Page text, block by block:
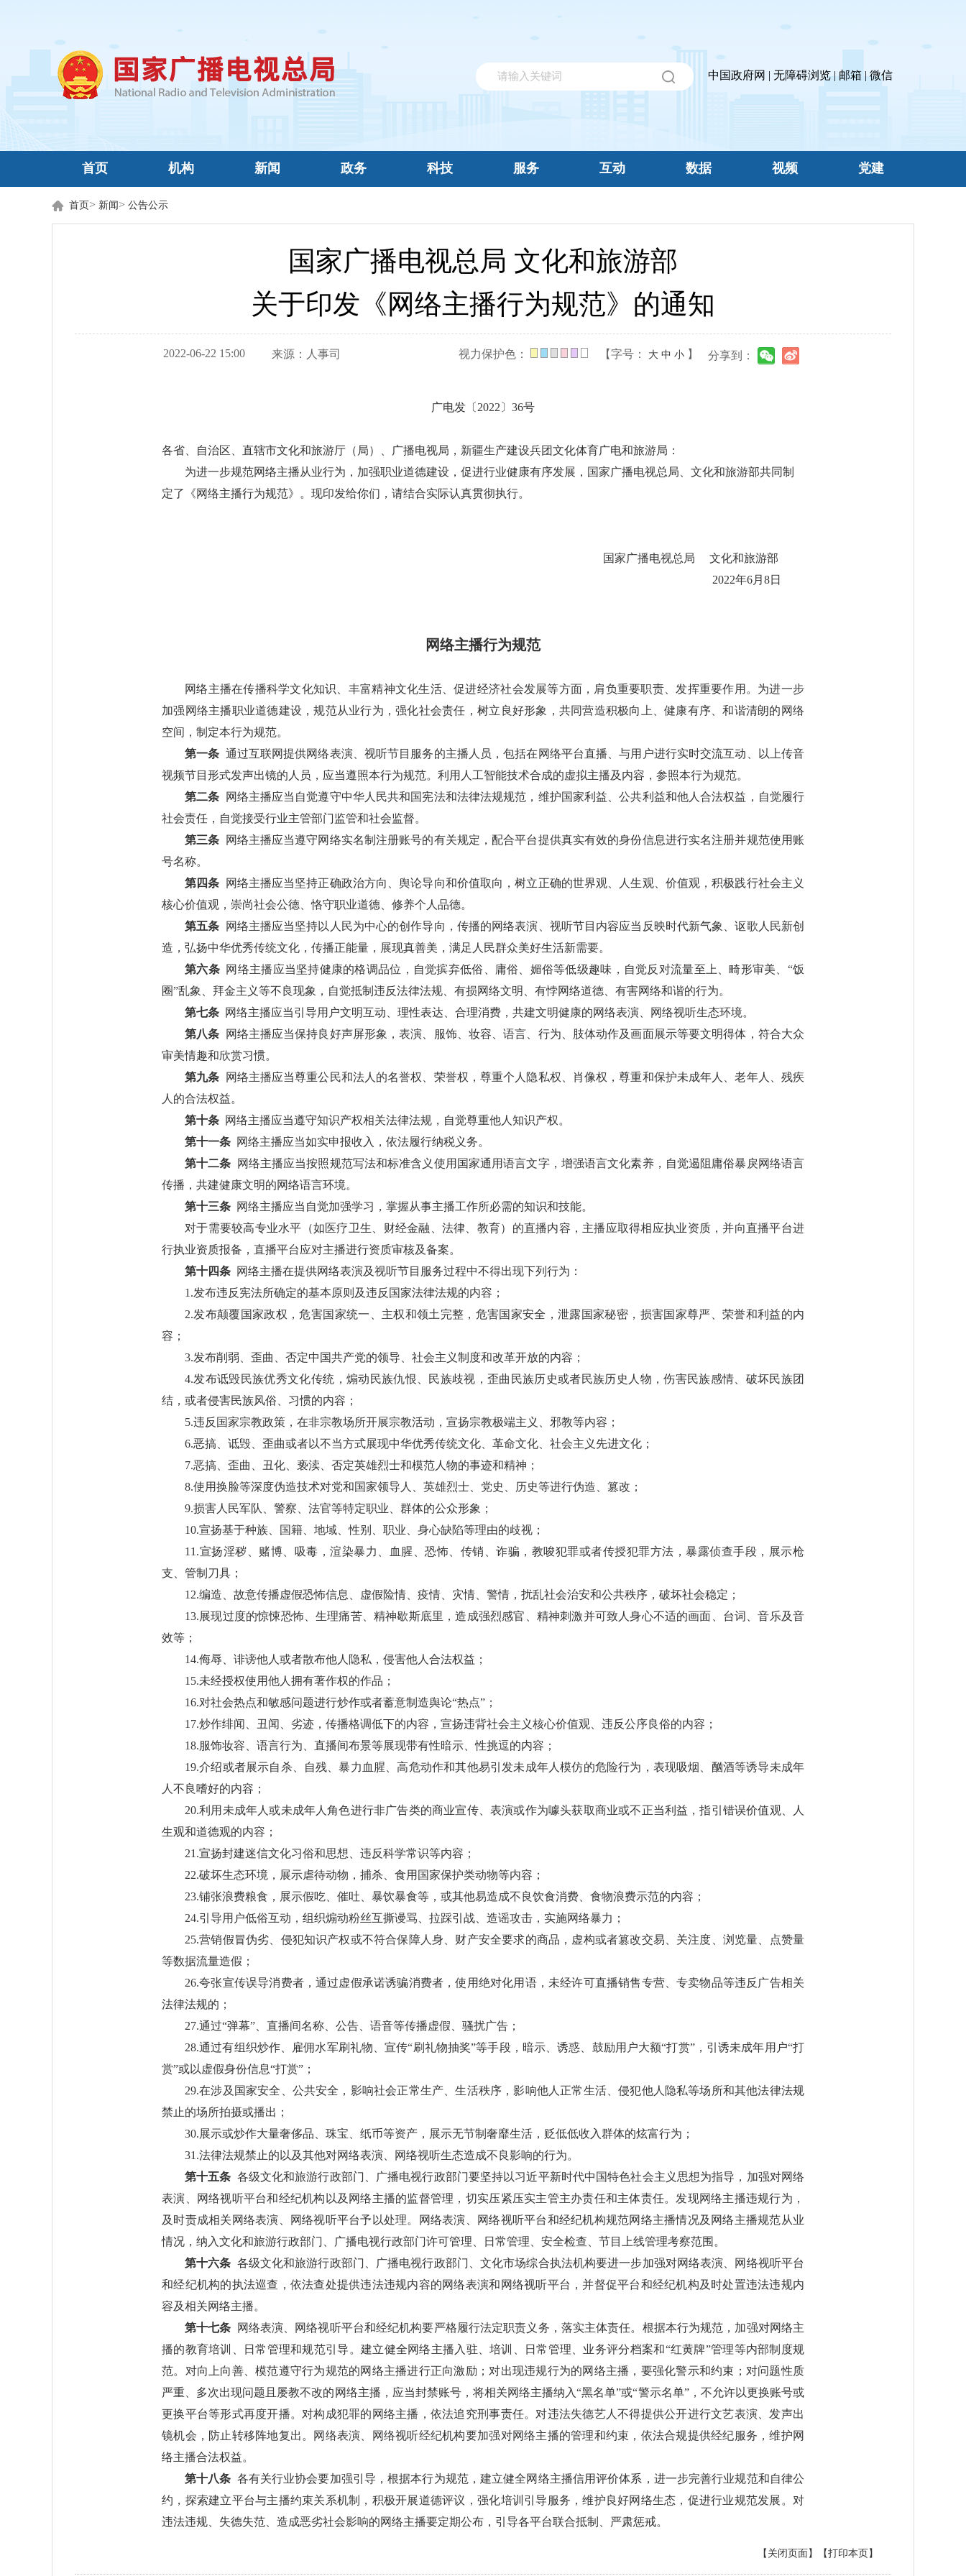
中国政府网 | 无障碍浏览|邮箱 |微信
首页 机构 新闻 政务 科技 服务 互动 数据 视频 党建
首页> 新闻 > 公告公示
国家广播电视总局 文化和旅游部
关于印发《网络主播行为规范》的通知
2022-06-22 15:00 来源： 人事司 视力保护色： 【字号： 大 中 小 】 分享到：
广电发〔2022〕36号
各省、自治区、直辖市文化和旅游厅（局）、广播电视局，新疆生产建设兵团文化体育广电和旅游局：
为进一步规范网络主播从业行为，加强职业道德建设，促进行业健康有序发展，国家广播电视总局、文化和旅游部共同制
定了《网络主播行为规范》。现印发给你们，请结合实际认真贯彻执行。
国家广播电视总局 文化和旅游部
2022年6月8日
网络主播行为规范
网络主播在传播科学文化知识、丰富精神文化生活、促进经济社会发展等方面，肩负重要职责、发挥重要作用。为进一步
加强网络主播职业道德建设，规范从业行为，强化社会责任，树立良好形象，共同营造积极向上、健康有序、和谐清朗的网络
空间，制定本行为规范。
第一条 通过互联网提供网络表演、视听节目服务的主播人员，包括在网络平台直播、与用户进行实时交流互动、以上传音
视频节目形式发声出镜的人员，应当遵照本行为规范。利用人工智能技术合成的虚拟主播及内容，参照本行为规范。
第二条
网络主播应当自觉遵守中华人民共和国宪法和法律法规规范，维护国家利益、公共利益和他人合法权益，自觉履行
社会责任，自觉接受行业主管部门监管和社会监督。
第三条
网络主播应当遵守网络实名制注册账号的有关规定，配合平台提供真实有效的身份信息进行实名注册并规范使用账
号名称。
第四条 网络主播应当坚持正确政治方向、舆论导向和价值取向，树立正确的世界观、人生观、价值观，积极践行社会主义
核心价值观，崇尚社会公德、恪守职业道德、修养个人品德。
第五条 网络主播应当坚持以人民为中心的创作导向，传播的网络表演、视听节目内容应当反映时代新气象、讴歌人民新创
造，弘扬中华优秀传统文化，传播正能量，展现真善美，满足人民群众美好生活新需要。
第六条网络主播应当坚持健康的格调品位，自觉摈弃低俗、庸俗、媚俗等低级趣味，自觉反对流量至上、畸形审美、“饭
圈”乱象、拜金主义等不良现象，自觉抵制违反法律法规、有损网络文明、有悖网络道德、有害网络和谐的行为。
第七条 网络主播应当引导用户文明互动、理性表达、合理消费，共建文明健康的网络表演、网络视听生态环境。
第八条 网络主播应当保持良好声屏形象，表演、服饰、妆容、语言、行为、肢体动作及画面展示等要文明得体，符合大众
审美情趣和欣赏习惯。
第九条 网络主播应当尊重公民和法人的名誉权、荣誉权，尊重个人隐私权、肖像权，尊重和保护未成年人、老年人、残疾
人的合法权益。
第十条 网络主播应当遵守知识产权相关法律法规，自觉尊重他人知识产权。
第十一条 网络主播应当如实申报收入，依法履行纳税义务。
第十二条 网络主播应当按照规范写法和标准含义使用国家通用语言文字，增强语言文化素养，自觉遏阻庸俗暴戾网络语言
传播，共建健康文明的网络语言环境。
第十三条 网络主播应当自觉加强学习，掌握从事主播工作所必需的知识和技能。
对于需要较高专业水平（如医疗卫生、财经金融、法律、教育）的直播内容，主播应取得相应执业资质，并向直播平台进
行执业资质报备，直播平台应对主播进行资质审核及备案。
第十四条 网络主播在提供网络表演及视听节目服务过程中不得出现下列行为：
1.发布违反宪法所确定的基本原则及违反国家法律法规的内容；
2.发布颠覆国家政权，危害国家统一、主权和领土完整，危害国家安全，泄露国家秘密，损害国家尊严、荣誉和利益的内
容；
3.发布削弱、歪曲、否定中国共产党的领导、社会主义制度和改革开放的内容；
4.发布诋毁民族优秀文化传统，煽动民族仇恨、民族歧视，歪曲民族历史或者民族历史人物，伤害民族感情、破坏民族团
结，或者侵害民族风俗、习惯的内容；
5.违反国家宗教政策，在非宗教场所开展宗教活动，宣扬宗教极端主义、邪教等内容；
6.恶搞、诋毁、歪曲或者以不当方式展现中华优秀传统文化、革命文化、社会主义先进文化；
7.恶搞、歪曲、丑化、亵渎、否定英雄烈士和模范人物的事迹和精神；
8.使用换脸等深度伪造技术对党和国家领导人、英雄烈士、党史、历史等进行伪造、篡改；
9.损害人民军队、警察、法官等特定职业、群体的公众形象；
10.宣扬基于种族、国籍、地域、性别、职业、身心缺陷等理由的歧视；
11.宣扬淫秽、赌博、吸毒，渲染暴力、血腥、恐怖、传销、诈骗，教唆犯罪或者传授犯罪方法，暴露侦查手段，展示枪
支、管制刀具；
12.编造、故意传播虚假恐怖信息、虚假险情、疫情、灾情、警情，扰乱社会治安和公共秩序，破坏社会稳定；
13.展现过度的惊悚恐怖、生理痛苦、精神歇斯底里，造成强烈感官、精神刺激并可致人身心不适的画面、台词、音乐及音
效等；
14.侮辱、诽谤他人或者散布他人隐私，侵害他人合法权益；
15.未经授权使用他人拥有著作权的作品；
16.对社会热点和敏感问题进行炒作或者蓄意制造舆论“热点”；
17.炒作绯闻、丑闻、劣迹，传播格调低下的内容，宣扬违背社会主义核心价值观、违反公序良俗的内容；
18.服饰妆容、语言行为、直播间布景等展现带有性暗示、性挑逗的内容；
19.介绍或者展示自杀、自残、暴力血腥、高危动作和其他易引发未成年人模仿的危险行为，表现吸烟、酗酒等诱导未成年
人不良嗜好的内容；
20.利用未成年人或未成年人角色进行非广告类的商业宣传、表演或作为噱头获取商业或不正当利益，指引错误价值观、人
生观和道德观的内容；
21.宣扬封建迷信文化习俗和思想、违反科学常识等内容；
22.破坏生态环境，展示虐待动物，捕杀、食用国家保护类动物等内容；
23.铺张浪费粮食，展示假吃、催吐、暴饮暴食等，或其他易造成不良饮食消费、食物浪费示范的内容；
24.引导用户低俗互动，组织煽动粉丝互撕谩骂、拉踩引战、造谣攻击，实施网络暴力；
25.营销假冒伪劣、侵犯知识产权或不符合保障人身、财产安全要求的商品，虚构或者篡改交易、关注度、浏览量、点赞量
等数据流量造假；
26.夸张宣传误导消费者，通过虚假承诺诱骗消费者，使用绝对化用语，未经许可直播销售专营、专卖物品等违反广告相关
法律法规的；
27.通过“弹幕”、直播间名称、公告、语音等传播虚假、骚扰广告；
28.通过有组织炒作、雇佣水军刷礼物、宣传“刷礼物抽奖”等手段，暗示、诱惑、鼓励用户大额“打赏”，引诱未成年用户“打
赏”或以虚假身份信息“打赏”；
29.在涉及国家安全、公共安全，影响社会正常生产、生活秩序，影响他人正常生活、侵犯他人隐私等场所和其他法律法规
禁止的场所拍摄或播出；
30.展示或炒作大量奢侈品、珠宝、纸币等资产，展示无节制奢靡生活，贬低低收入群体的炫富行为；
31.法律法规禁止的以及其他对网络表演、网络视听生态造成不良影响的行为。
第十五条 各级文化和旅游行政部门、广播电视行政部门要坚持以习近平新时代中国特色社会主义思想为指导，加强对网络
表演、网络视听平台和经纪机构以及网络主播的监督管理，切实压紧压实主管主办责任和主体责任。发现网络主播违规行为，
及时责成相关网络表演、网络视听平台予以处理。网络表演、网络视听平台和经纪机构规范网络主播情况及网络主播规范从业
情况，纳入文化和旅游行政部门、广播电视行政部门许可管理、日常管理、安全检查、节目上线管理考察范围。
第十六条 各级文化和旅游行政部门、广播电视行政部门、文化市场综合执法机构要进一步加强对网络表演、网络视听平台
和经纪机构的执法巡查，依法查处提供违法违规内容的网络表演和网络视听平台，并督促平台和经纪机构及时处置违法违规内
容及相关网络主播。
第十七条 网络表演、网络视听平台和经纪机构要严格履行法定职责义务，落实主体责任。根据本行为规范，加强对网络主
播的教育培训、日常管理和规范引导。建立健全网络主播入驻、培训、日常管理、业务评分档案和“红黄牌”管理等内部制度规
范。对向上向善、模范遵守行为规范的网络主播进行正向激励；对出现违规行为的网络主播，要强化警示和约束；对问题性质
严重、多次出现问题且屡教不改的网络主播，应当封禁账号，将相关网络主播纳入“黑名单”或“警示名单”，不允许以更换账号或
更换平台等形式再度开播。对构成犯罪的网络主播，依法追究刑事责任。对违法失德艺人不得提供公开进行文艺表演、发声出
镜机会，防止转移阵地复出。网络表演、网络视听经纪机构要加强对网络主播的管理和约束，依法合规提供经纪服务，维护网
络主播合法权益。
第十八条 各有关行业协会要加强引导，根据本行为规范，建立健全网络主播信用评价体系，进一步完善行业规范和自律公
约，探索建立平台与主播约束关系机制，积极开展道德评议，强化培训引导服务，维护良好网络生态，促进行业规范发展。对
违法违规、失德失范、造成恶劣社会影响的网络主播要定期公布，引导各平台联合抵制、严肃惩戒。
【打印本页】
【关闭页面】